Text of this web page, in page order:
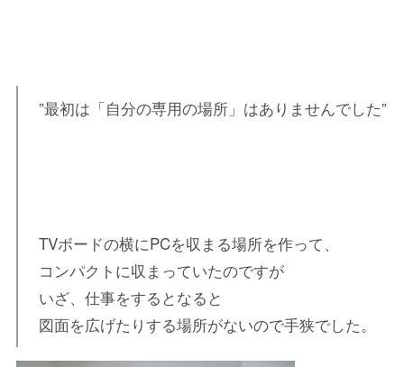
”最初は「自分の専用の場所」はありませんでした”
TVボードの横にPCを収まる場所を作って、
コンパクトに収まっていたのですが
いざ、仕事をするとなると
図面を広げたりする場所がないので手狭でした。